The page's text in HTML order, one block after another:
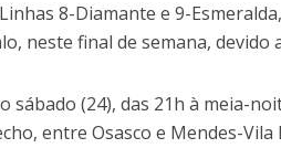
8-Diamante e 9-
neste final de semana, devido
sábado (24), das 21h à meia-
entre Osasco e Mendes-